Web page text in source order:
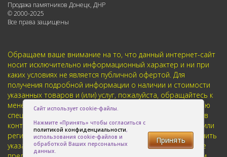
Продажа памятников Донецк, ДНР
© 2000-2025
Все права защищены
Обращаем ваше внимание на то, что данный интернет-сайт
носит исключительно информационный характер и ни при
каких условиях не является публичной офертой. Для
получения подробной информации о наличии и стоимости
указанных товаров и (или) услуг, пожалуйста, обращайтесь к
менеджерам отдела клиентского обслуживания с помощью
специальной формы связи или по телефонам указанным в
контактах. Пользуясь (на сайте) формой обратной связи или
регистрацией, Вы соглашаетесь с тем что мы будем хранить
указанную Вами, Вашу персональную информацию. Мы не
Сайт использует cookie-файлы.
Нажмите «Принять» чтобы согласиться с
политикой конфиденциальности,
использования cookie-файлов и
обработкой Ваших персональных
данных.
Принять